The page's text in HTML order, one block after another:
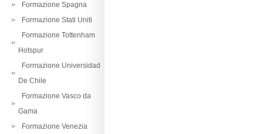
Formazione Spagna
Formazione Stati Uniti
Formazione Tottenham
Hotspur
Formazione Universidad
De Chile
Formazione Vasco da
Gama
Formazione Venezia